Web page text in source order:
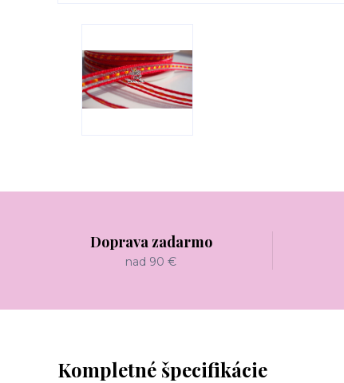
Doprava zadarmo
nad 90 €
Kompletné špecifikácie